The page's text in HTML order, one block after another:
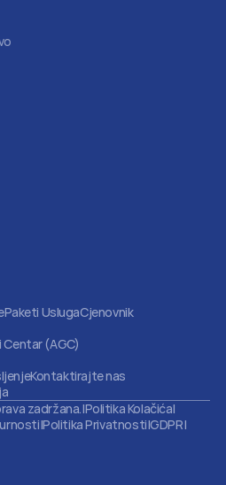
Paketi UslugaCjenovnik
Centar (AGC)
Kontaktirajte nas
zadržana.|Politika Kolačića|
|Politika Privatnosti|GDPR|